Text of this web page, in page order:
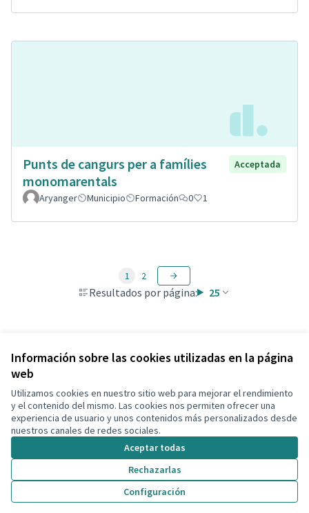
Información sobre las cookies utilizadas en la página
web
Utilizamos cookies en nuestro sitio web para mejorar el rendimiento
y el contenido del mismo. Las cookies nos permiten ofrecer una
experiencia de usuario y unos contenidos más personalizados desde
nuestros canales de redes sociales.
Aceptar todas
Rechazarlas
Configuración
Punts de cangurs per a famílies
monomarentals
Acceptada
Aryanger Municipio Formación 0 1
Resultados por página: 25
1 2
Ver todas las propuestas retiradas
Términos y condiciones de uso
Configuración de cookies
Decidim Calafell en X
(Enlace externo)
Decidim Calafell en Facebook
Decidim Calafell en YouTube
Decidim Calafell en GitHub
(Enlace externo)
Web creada consoftware libre .
Con licencia
(Enlace